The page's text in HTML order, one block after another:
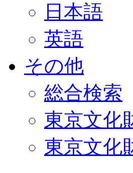
日本語
英語
その他
総合検索
東京文化
東京文化